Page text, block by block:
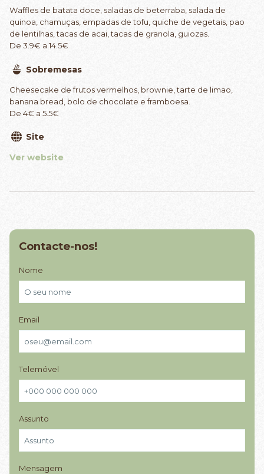
Waffles de batata doce, saladas de beterraba, salada de
quinoa, chamuças, empadas de tofu, quiche de vegetais, pao
de lentilhas, tacas de acai, tacas de granola, guiozas.
De 3.9€ a 14.5€
Sobremesas
Cheesecake de frutos vermelhos, brownie, tarte de limao,
banana bread, bolo de chocolate e framboesa.
De 4€ a 5.5€
Site
Ver website
Contacte-nos!
Nome
Email
Telemóvel
Assunto
Mensagem